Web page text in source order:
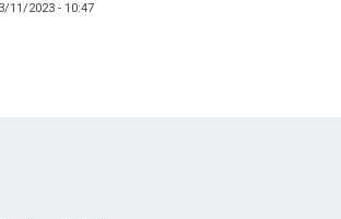
11/2023 - 10:47